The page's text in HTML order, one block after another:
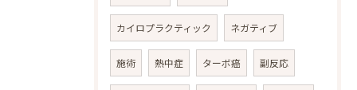
カイロプラクティック ネガティブ
施術 熱中症 ターボ癌 副反応